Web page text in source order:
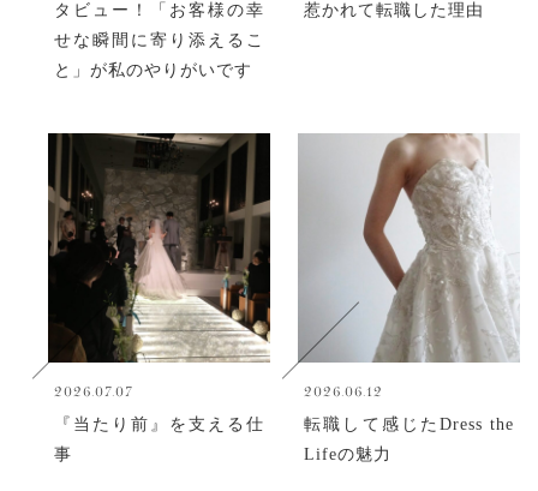
タビュー！「お客様の幸
せな瞬間に寄り添えるこ
と」が私のやりがいです
惹かれて転職した理由
2026.07.07
『当たり前』を支える仕
事
2026.06.12
転職して感じたDress the
Lifeの魅力